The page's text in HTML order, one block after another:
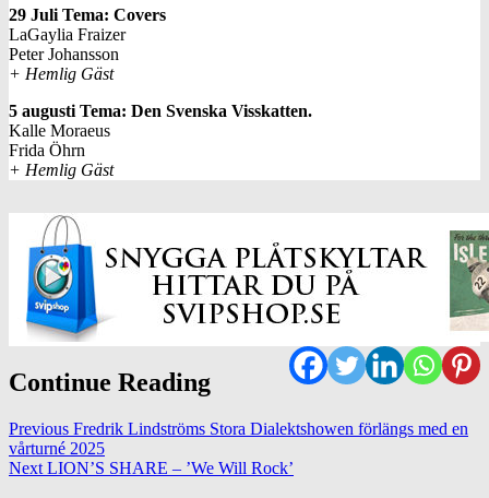
29 Juli Tema: Covers
LaGaylia Fraizer
Peter Johansson
+ Hemlig Gäst
5 augusti Tema: Den Svenska Visskatten.
Kalle Moraeus
Frida Öhrn
+ Hemlig Gäst
Continue Reading
Previous Fredrik Lindströms Stora Dialektshowen förlängs med en
vårturné 2025
Next LION’S SHARE – ’We Will Rock’